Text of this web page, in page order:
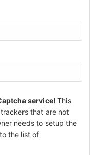
service! This
that are not
needs to setup the
the list of